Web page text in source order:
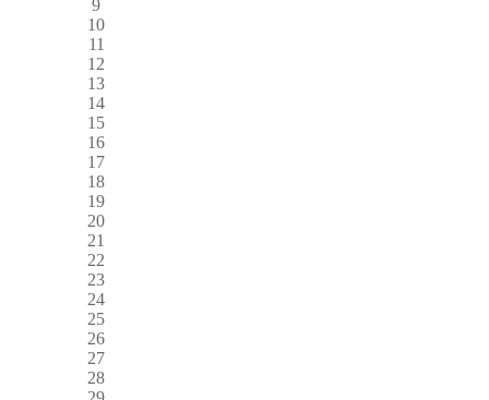
9
10
11
12
13
14
15
16
17
18
19
20
21
22
23
24
25
26
27
28